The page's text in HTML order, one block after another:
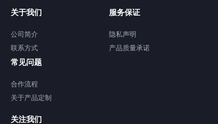
关于我们
公司简介
联系方式
服务保证
隐私声明
产品质量承诺
常见问题
合作流程
关于产品定制
关注我们